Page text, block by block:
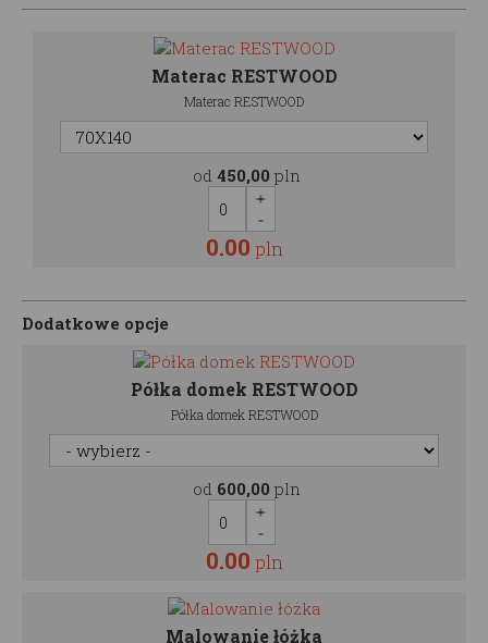
Materac RESTWOOD
Materac RESTWOOD
od 450,00 pln
0.00 pln
Dodatkowe opcje
Półka domek RESTWOOD
Półka domek RESTWOOD
od 600,00 pln
0.00 pln
Malowanie łóżka